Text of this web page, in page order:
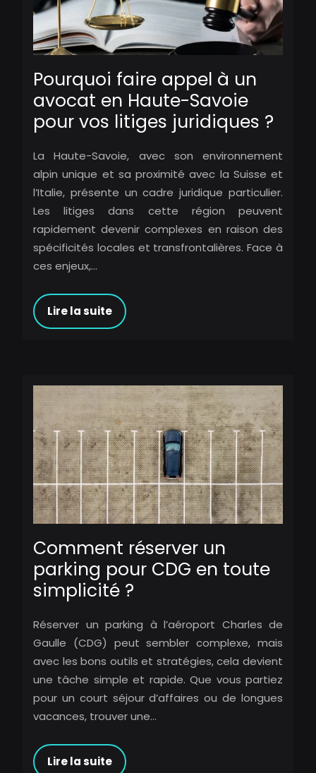
Pourquoi faire appel à un
avocat en Haute-Savoie
pour vos litiges juridiques ?
La Haute-Savoie, avec son environnement
alpin unique et sa proximité avec la Suisse et
l’Italie, présente un cadre juridique particulier.
Les litiges dans cette région peuvent
rapidement devenir complexes en raison des
spécificités locales et transfrontalières. Face à
ces enjeux,…
Lire la suite
Comment réserver un
parking pour CDG en toute
simplicité ?
Réserver un parking à l’aéroport Charles de
Gaulle (CDG) peut sembler complexe, mais
avec les bons outils et stratégies, cela devient
une tâche simple et rapide. Que vous partiez
pour un court séjour d’affaires ou de longues
vacances, trouver une…
Lire la suite